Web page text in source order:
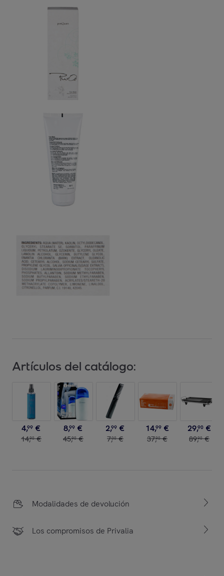
Artículos del catálogo:
4,99 €
14,90 €
8,99 €
45,90 €
2,99 €
7,00 €
14,99 €
37,90 €
29,90 €
89,90 €
Modalidades de devolución
Los compromisos de Privalia